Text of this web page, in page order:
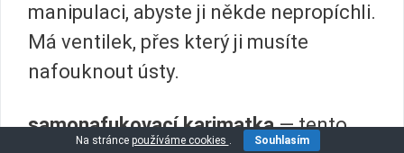
manipulaci, abyste ji někde nepropíchli.
Má ventilek, přes který ji musíte
nafouknout ústy.
samonafukovací karimatka — tento
Na stránce používáme cookies . Souhlasím